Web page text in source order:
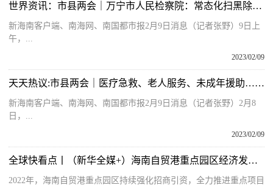
世界资讯：市县两会｜万宁市人民检察院：常态化扫黑除恶 从严惩治互联网金融、网络诈骗犯罪
新海南客户端、南海网、南国都市报2月9日消息（记者张野）9日上
午，...
2023/02/09
天天热议:市县两会｜医疗急救、老人服务、未成年援助……万宁今年将开展11项为民办实事事项
新海南客户端、南海网、南国都市报2月9日消息（记者张野）2月8
日，...
2023/02/09
全球快看点丨（新华全媒+）海南自贸港重点园区经济发展引擎作用凸显(2)
2022年，海南自贸港重点园区持续强化招商引资，全力推进重点项目